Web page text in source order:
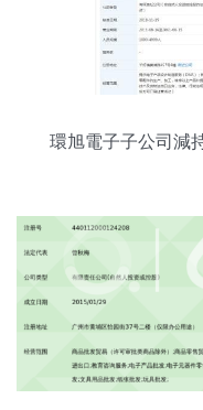
環旭電子子公司減